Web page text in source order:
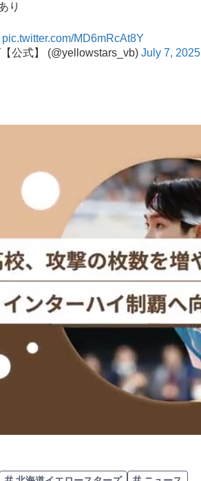
り
pic.twitter.com/MD6mRcAt8Y
公式】 (@yellowstars_vb) July 7, 2025